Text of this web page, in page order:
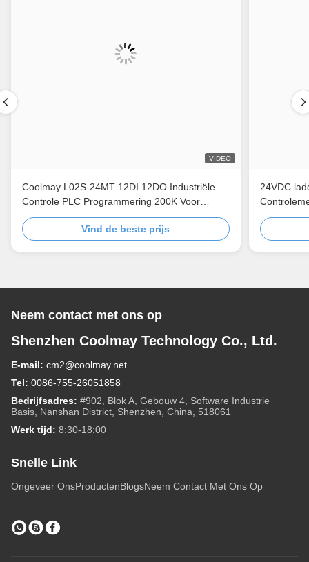
VIDEO
Coolmay L02S-24MT 12DI 12DO Industriële
Controle PLC Programmering 200K Voor
Industriële Automatisering PLC 24VDC Ingang
Digitale Programmeerbare Controller
Vind de beste prijs
24VDC
Neem contact met ons op
Shenzhen Coolmay Technology Co., Ltd.
E-mail: cm2@coolmay.net
Tel: 0086-755-26051858
Bedrijfsadres: #902, Blok A, Gebouw 4, Software Industrie
Basis, Nanshan District, Shenzhen, China, 518061
Werk tijd: 8:30-18:00
Snelle Link
Ongeveer OnsProductenBlogsNeem Contact Met Ons Op